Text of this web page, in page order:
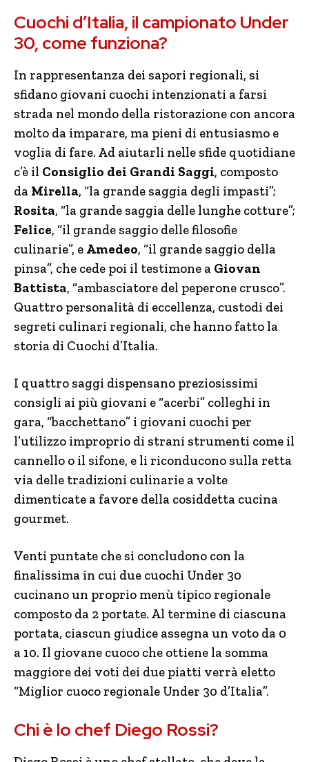
Cuochi d’Italia, il campionato Under
30, come funziona?
In rappresentanza dei sapori regionali, si
sfidano giovani cuochi intenzionati a farsi
strada nel mondo della ristorazione con ancora
molto da imparare, ma pieni di entusiasmo e
voglia di fare. Ad aiutarli nelle sfide quotidiane
c’è il Consiglio dei Grandi Saggi, composto
da Mirella, “la grande saggia degli impasti”;
Rosita, “la grande saggia delle lunghe cotture”;
Felice, “il grande saggio delle filosofie
culinarie”, e Amedeo, “il grande saggio della
pinsa”, che cede poi il testimone a Giovan
Battista, “ambasciatore del peperone crusco”.
Quattro personalità di eccellenza, custodi dei
segreti culinari regionali, che hanno fatto la
storia di Cuochi d’Italia.
I quattro saggi dispensano preziosissimi
consigli ai più giovani e “acerbi” colleghi in
gara, “bacchettano” i giovani cuochi per
l’utilizzo improprio di strani strumenti come il
cannello o il sifone, e li riconducono sulla retta
via delle tradizioni culinarie a volte
dimenticate a favore della cosiddetta cucina
gourmet.
Venti puntate che si concludono con la
finalissima in cui due cuochi Under 30
cucinano un proprio menù tipico regionale
composto da 2 portate. Al termine di ciascuna
portata, ciascun giudice assegna un voto da 0
a 10. Il giovane cuoco che ottiene la somma
maggiore dei voti dei due piatti verrà eletto
“Miglior cuoco regionale Under 30 d’Italia”.
Chi è lo chef Diego Rossi?